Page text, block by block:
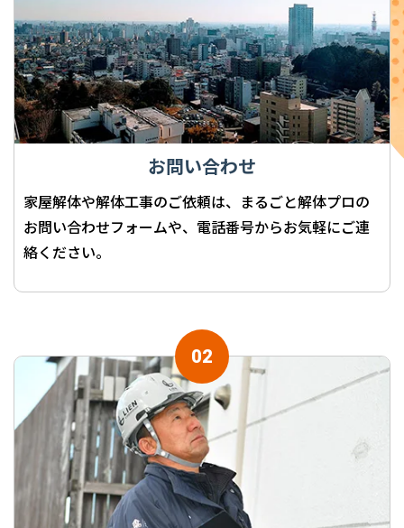
お問い合わせ
家屋解体や解体工事のご依頼は、まるごと解体プロの
お問い合わせフォームや、電話番号からお気軽にご連
絡ください。